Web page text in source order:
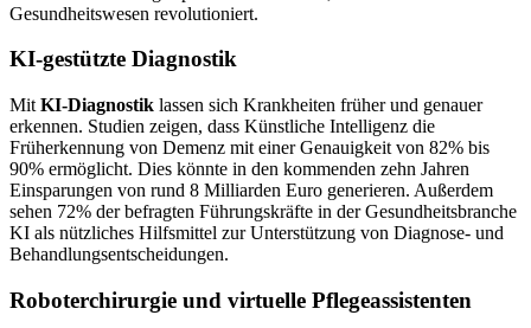
Gesundheitswesen revolutioniert.
KI-gestützte Diagnostik
Mit KI-Diagnostik lassen sich Krankheiten früher und genauer
erkennen. Studien zeigen, dass Künstliche Intelligenz die
Früherkennung von Demenz mit einer Genauigkeit von 82% bis
90% ermöglicht. Dies könnte in den kommenden zehn Jahren
Einsparungen von rund 8 Milliarden Euro generieren. Außerdem
sehen 72% der befragten Führungskräfte in der Gesundheitsbranche
KI als nützliches Hilfsmittel zur Unterstützung von Diagnose- und
Behandlungsentscheidungen.
Roboterchirurgie und virtuelle Pflegeassistenten